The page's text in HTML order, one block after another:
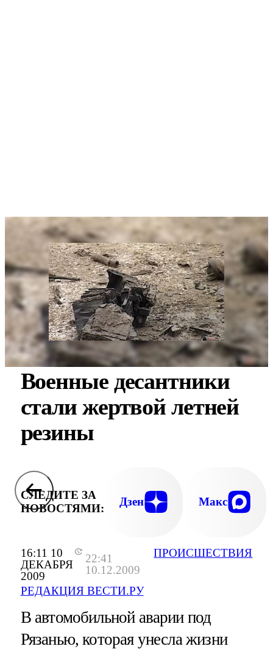
16:11 10
ДЕКАБРЯ
2009
22:41
10.12.2009
РЕДАКЦИЯ ВЕСТИ.РУ
ПРОИСШЕСТВИЯ
Военные десантники
стали жертвой летней
резины
СЛЕДИТЕ ЗА
НОВОСТЯМИ:
Дзен Макс
В автомобильной аварии под
Рязанью, которая унесла жизни